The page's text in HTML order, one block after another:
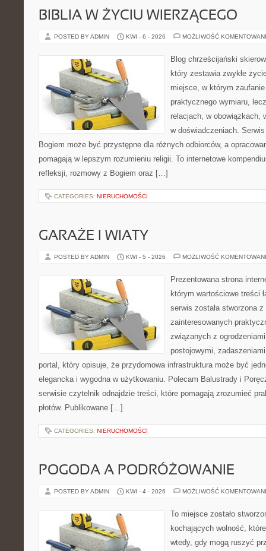
BIBLIA W ŻYCIU WIERZĄCEGO
POSTED BY ADMIN KWI - 6 - 2026 MOŻLIWOŚĆ
Blog chrześcijański
który zestawia zwykłe
miejsce, w którym
praktycznego wymiaru,
relacjach, w obowiązkach,
w doświadczeniach.
Bogiem może być przystępne dla różnych odbiorców, a
pomagają w lepszym rozumieniu religii. To internetowe
refleksji, rozmowy z Bogiem oraz […]
CATEGORIES: NIERUCHOMOŚCI
GARAŻE I WIATY
POSTED BY ADMIN KWI - 5 - 2026 MOŻLIWOŚĆ
Prezentowana strona
którym wartościowe treści
serwis została stworzona
zainteresowanych
związanych z
postojowymi,
portal, który opisuje, że przydomowa infrastruktura może być
elegancka i wygodna w użytkowaniu. Polecam Balustrady i
serwisie czytelnik odnajdzie treści, które pomagają zrozumieć
płotów. Publikowane […]
CATEGORIES: NIERUCHOMOŚCI
POGODA A PODRÓŻOWANIE
POSTED BY ADMIN KWI - 4 - 2026 MOŻLIWOŚĆ
To miejsce zostało
kochających wolność,
wtedy, gdy mogą ruszyć